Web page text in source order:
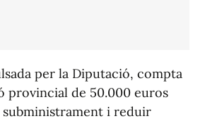
per la Diputació, compta
provincial de 50.000 euros
i reduir